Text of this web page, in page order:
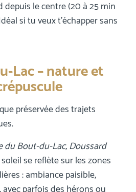
depuis le centre (20 à 25 min
si tu veux t’échapper sans
Lac – nature et
préservée des trajets
du Bout-du-Lac, Doussard
se reflète sur les zones
: ambiance paisible,